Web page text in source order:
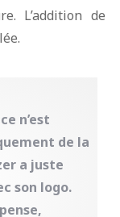
L’addition de
n’est
de la
a juste
son logo.